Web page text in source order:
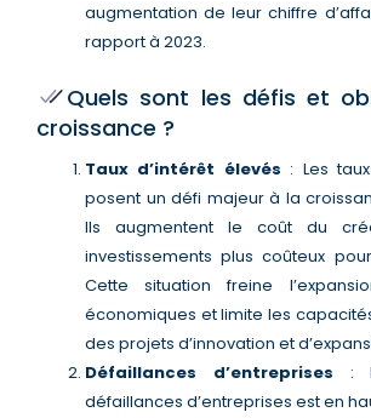
augmentation de leur chiffre
rapport à 2023​.
Quels sont les défis et
croissance ?
Taux d’intérêt élevés : Les
posent un défi majeur à la
Ils augmentent le coût du
investissements plus coûteux
Cette situation freine
économiques et limite les
des projets d’innovation et
Défaillances d’entreprises :
défaillances d’entreprises est en